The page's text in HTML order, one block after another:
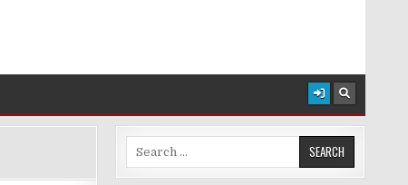
Search for: